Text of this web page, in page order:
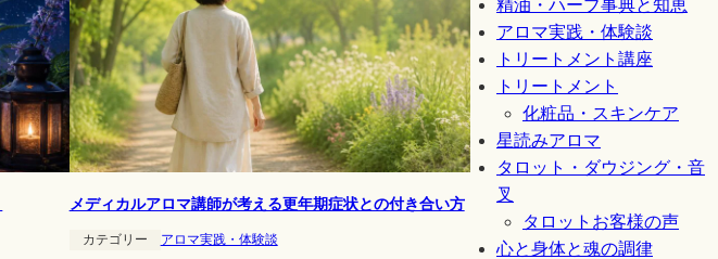
メディカルアロマ講師が考える更年期症状との付き合い方
カテゴリー アロマ実践・体験談
精油・ハーブ事典と知恵
アロマ実践・体験談
トリートメント講座
トリートメント
化粧品・スキンケア
星読みアロマ
タロット・ダウジング・音
叉
タロットお客様の声
心と身体と魂の調律